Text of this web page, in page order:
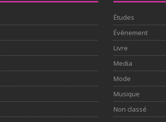
Études
Événement
Livre
Media
Mode
Musique
Non classé